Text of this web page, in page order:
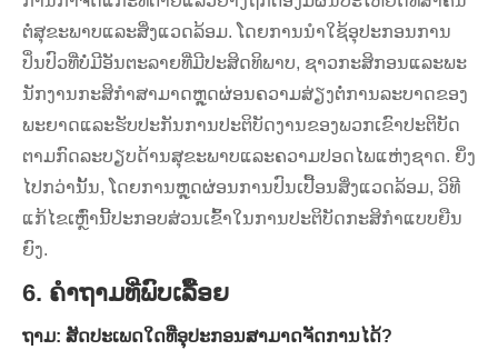
ຕໍ່ສຸຂະພາບແລະສິ່ງແວດລ້ອມ. ໂດຍການນໍາໃຊ້ອຸປະກອນການ
ປິ່ນປົວທີ່ບໍ່ມີອັນຕະລາຍທີ່ມີປະສິດທິພາບ, ຊາວກະສິກອນແລະພະ
ນັກງານກະສິກໍາສາມາດຫຼຸດຜ່ອນຄວາມສ່ຽງຕໍ່ການລະບາດຂອງ
ພະຍາດແລະຮັບປະກັນການປະຕິບັດງານຂອງພວກເຂົາປະຕິບັດ
ຕາມກົດລະບຽບດ້ານສຸຂະພາບແລະຄວາມປອດໄພແຫ່ງຊາດ. ຍິ່ງ
ໄປກວ່ານັ້ນ, ໂດຍການຫຼຸດຜ່ອນການປົນເປື້ອນສິ່ງແວດລ້ອມ, ວິທີ
ແກ້ໄຂເຫຼົ່ານີ້ປະກອບສ່ວນເຂົ້າໃນການປະຕິບັດກະສິກໍາແບບຍືນ
ຍົງ.
6. ຄໍາຖາມທີ່ພົບເລື້ອຍ
ຖາມ: ສັດປະເພດໃດທີ່ອຸປະກອນສາມາດຈັດການໄດ້?